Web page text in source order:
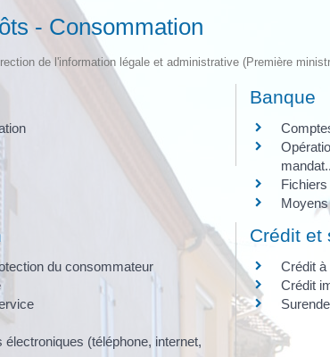
- Consommation
de l'information légale et administrative (Première
Banque
du consommateur
(téléphone, internet,
Crédit et
Crédit
Crédit